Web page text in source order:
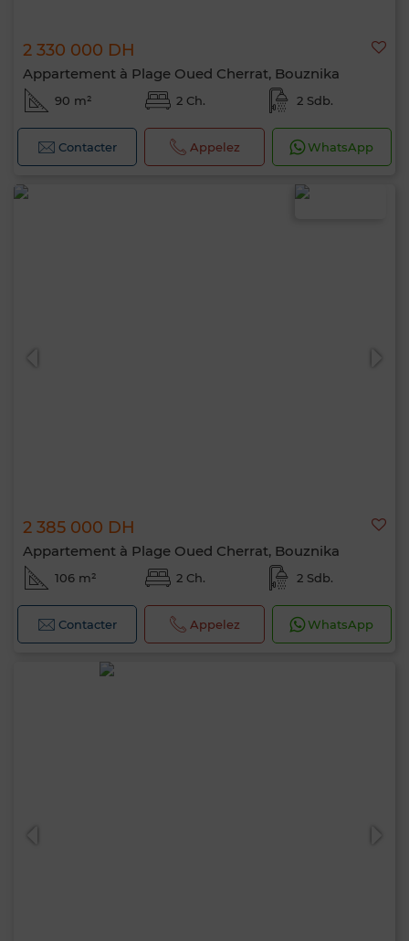
2 330 000 DH
Appartement à Plage Oued Cherrat, Bouznika
90 m² 2 Ch. 2 Sdb.
Contacter Appelez WhatsApp
2 385 000 DH
Appartement à Plage Oued Cherrat, Bouznika
106 m² 2 Ch. 2 Sdb.
Contacter Appelez WhatsApp